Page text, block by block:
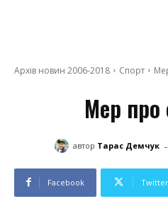
Архів новин 2006-2018 Спорт
Мер про
автор Тарас Демчук -
Facebook Twitter